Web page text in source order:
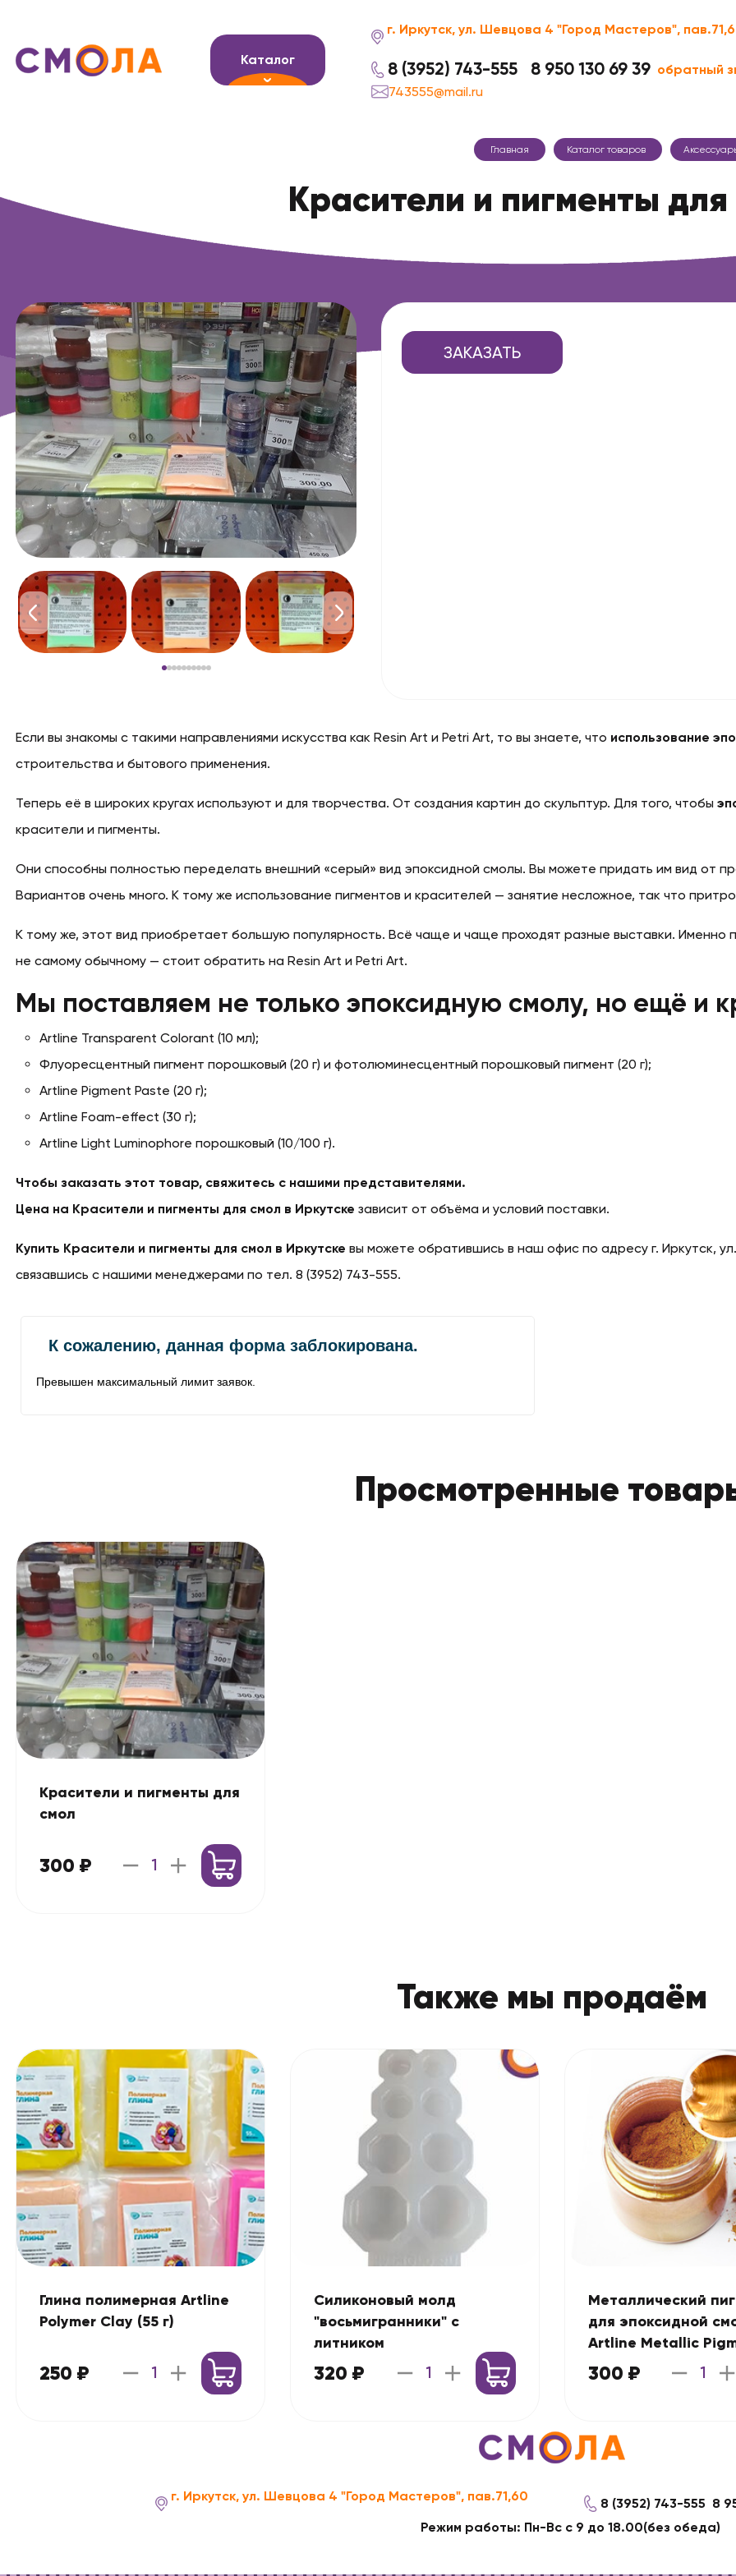
Каталог
г. Иркутск, ул. Шевцова 4 "Город Мастеров",
8 (3952) 743-555 8 950 130 69 39 обратный
743555@mail.ru
Главная Каталог товаров
Красители и пигменты
ЗАКАЗАТЬ
Если вы знакомы с такими направлениями искусства как Resin Art и Petri Art, то вы знаете, что использование
строительства и бытового применения.
Теперь её в широких кругах используют и для творчества. От создания картин до скульптур. Для того, чтобы
красители и пигменты.
Они способны полностью переделать внешний «серый» вид эпоксидной смолы. Вы можете придать им вид от
Вариантов очень много. К тому же использование пигментов и красителей — занятие несложное, так что
К тому же, этот вид приобретает большую популярность. Всё чаще и чаще проходят разные выставки. Именно
не самому обычному — стоит обратить на Resin Art и Petri Art.
Мы поставляем не только эпоксидную смолу, но ещё и
Artline Transparent Colorant (10 мл);
Флуоресцентный пигмент порошковый (20 г) и фотолюминесцентный порошковый пигмент (20 г);
Artline Pigment Paste (20 г);
Artline Foam-effect (30 г);
Artline Light Luminophore порошковый (10/100 г).
Чтобы заказать этот товар, свяжитесь с нашими представителями.
Цена на Красители и пигменты для смол в Иркутске зависит от объёма и условий поставки.
Купить Красители и пигменты для смол в Иркутске вы можете обратившись в наш офис по адресу г. Иркутск,
связавшись с нашими менеджерами по тел. 8 (3952) 743-555.
Просмотренные
Красители и пигменты для
смол
300 ₽
Также мы продаём
Глина полимерная Artline
Polymer Clay (55 г)
250 ₽
Силиконовый молд
"восьмигранники" с
литником
320 ₽
Металлический
для эпоксидной
Artline Metallic
г)
300 ₽
г. Иркутск, ул. Шевцова 4 "Город Мастеров", пав.71,60 8 (3952) 743-555 8
Режим работы: Пн-Вс с 9 до 18.00(без обеда)